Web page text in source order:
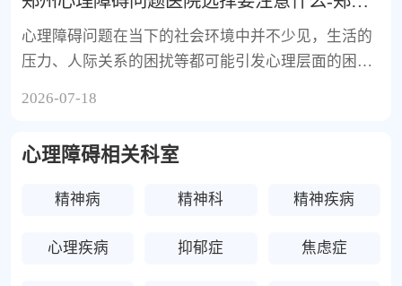
心理障碍问题在当下的社会环境中并不少见，生活的
压力、人际关系的困扰等都可能引发心理层面的困
2026-07-18
心理障碍相关科室
精神病 精神科 精神疾病
心理疾病 抑郁症 焦虑症